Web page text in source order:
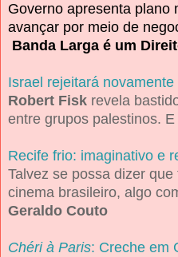
Governo apresenta plano
avançar por meio de
Israel rejeitará novamente
Robert Fisk revela
entre
Recife frio: imaginativo e
Talvez se possa dizer
cinema brasileiro, algo
Chéri à Paris: Creche em